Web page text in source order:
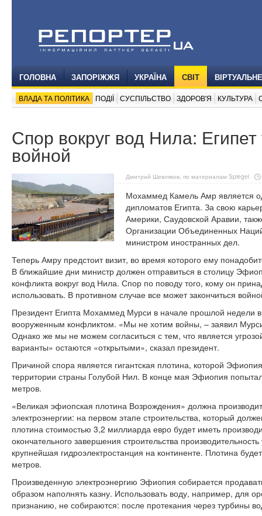
ГОЛОВНА ЗАПОРІЖЖЯ УКРАЇНА СВІТ
ВЛАДА ТА ПОЛІТИКА ПОДІЇ СУСПІЛЬСТВО ЗДОРОВ'Я КУЛЬТУРА
Спор вокруг вод Нила:
войной
Дмитрий Шевляков, по материалам Spiegel
Мохаммед Камель Амр является
дипломатов Египта. За свою
Америки, Саудовской Аравии,
Организации Объединенных
министром иностранных дел.
Теперь Амру предстоит визит, во время которого ему
В ближайшие дни министр должен отправиться в столицу
конфликта вокруг вод Нила. Спор по поводу того, кому он
использовать. В противном случае все может закончиться
Президент Египта Мохаммед Мурси в начале прошлой недели
вооруженным конфликтом. «Мы не хотим войны, – заявил
Однако же мы не можем согласиться с тем, что является
варианты» остаются «открытыми», сказал президент.
Причиной спора является гигантская плотина, которой
территории страны Голубой Нил. В конце мая Эфиопия
метров.
«Великая эфиопская плотина Возрождения» должна
электроэнергии: на первом этапе строительства, который
плотина стоимостью 3,2 миллиарда евро будет иметь
окончательного завершения строительства
крупнейшая гидроэлектростанция на континенте. Плотина
метров.
Произведенную электроэнергию Эфиопия собирается
образом наполнять казну. Использовать воду, например, для
признанию, не собираются: после протекания через турбины